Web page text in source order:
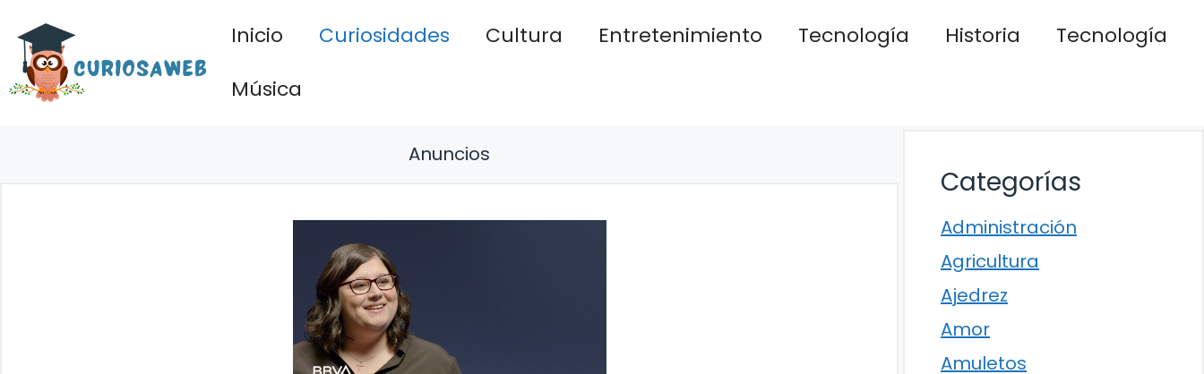
contenido
Inicio Curiosidades Cultura Entretenimiento Tecnología Historia
Tecnología
Música
Anuncios
Categorías
Administración
Agricultura
Ajedrez
Amor
Amuletos